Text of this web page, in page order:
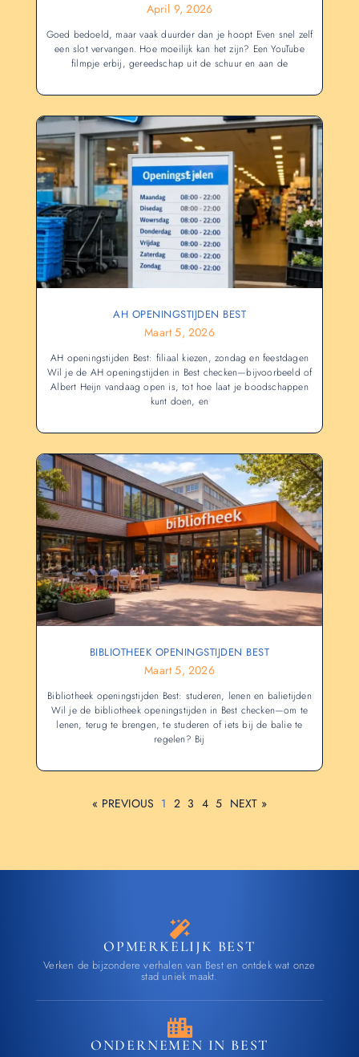
April 9, 2026
Goed bedoeld, maar vaak duurder dan je hoopt Even snel zelf
een slot vervangen. Hoe moeilijk kan het zijn? Een YouTube
filmpje erbij, gereedschap uit de schuur en aan de
AH OPENINGSTIJDEN BEST
Maart 5, 2026
AH openingstijden Best: filiaal kiezen, zondag en feestdagen
Wil je de AH openingstijden in Best checken—bijvoorbeeld of
Albert Heijn vandaag open is, tot hoe laat je boodschappen
kunt doen, en
BIBLIOTHEEK OPENINGSTIJDEN BEST
Maart 5, 2026
Bibliotheek openingstijden Best: studeren, lenen en balietijden
Wil je de bibliotheek openingstijden in Best checken—om te
lenen, terug te brengen, te studeren of iets bij de balie te
regelen? Bij
« PREVIOUS 1 2 3 4 5 NEXT »
OPMERKELIJK BEST
Verken de bijzondere verhalen van Best en ontdek wat onze
stad uniek maakt.
ONDERNEMEN IN BEST